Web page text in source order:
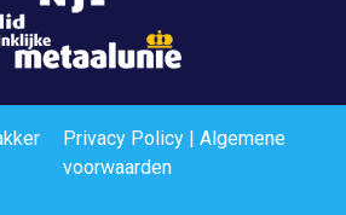
Privacy Policy| Algemene
voorwaarden